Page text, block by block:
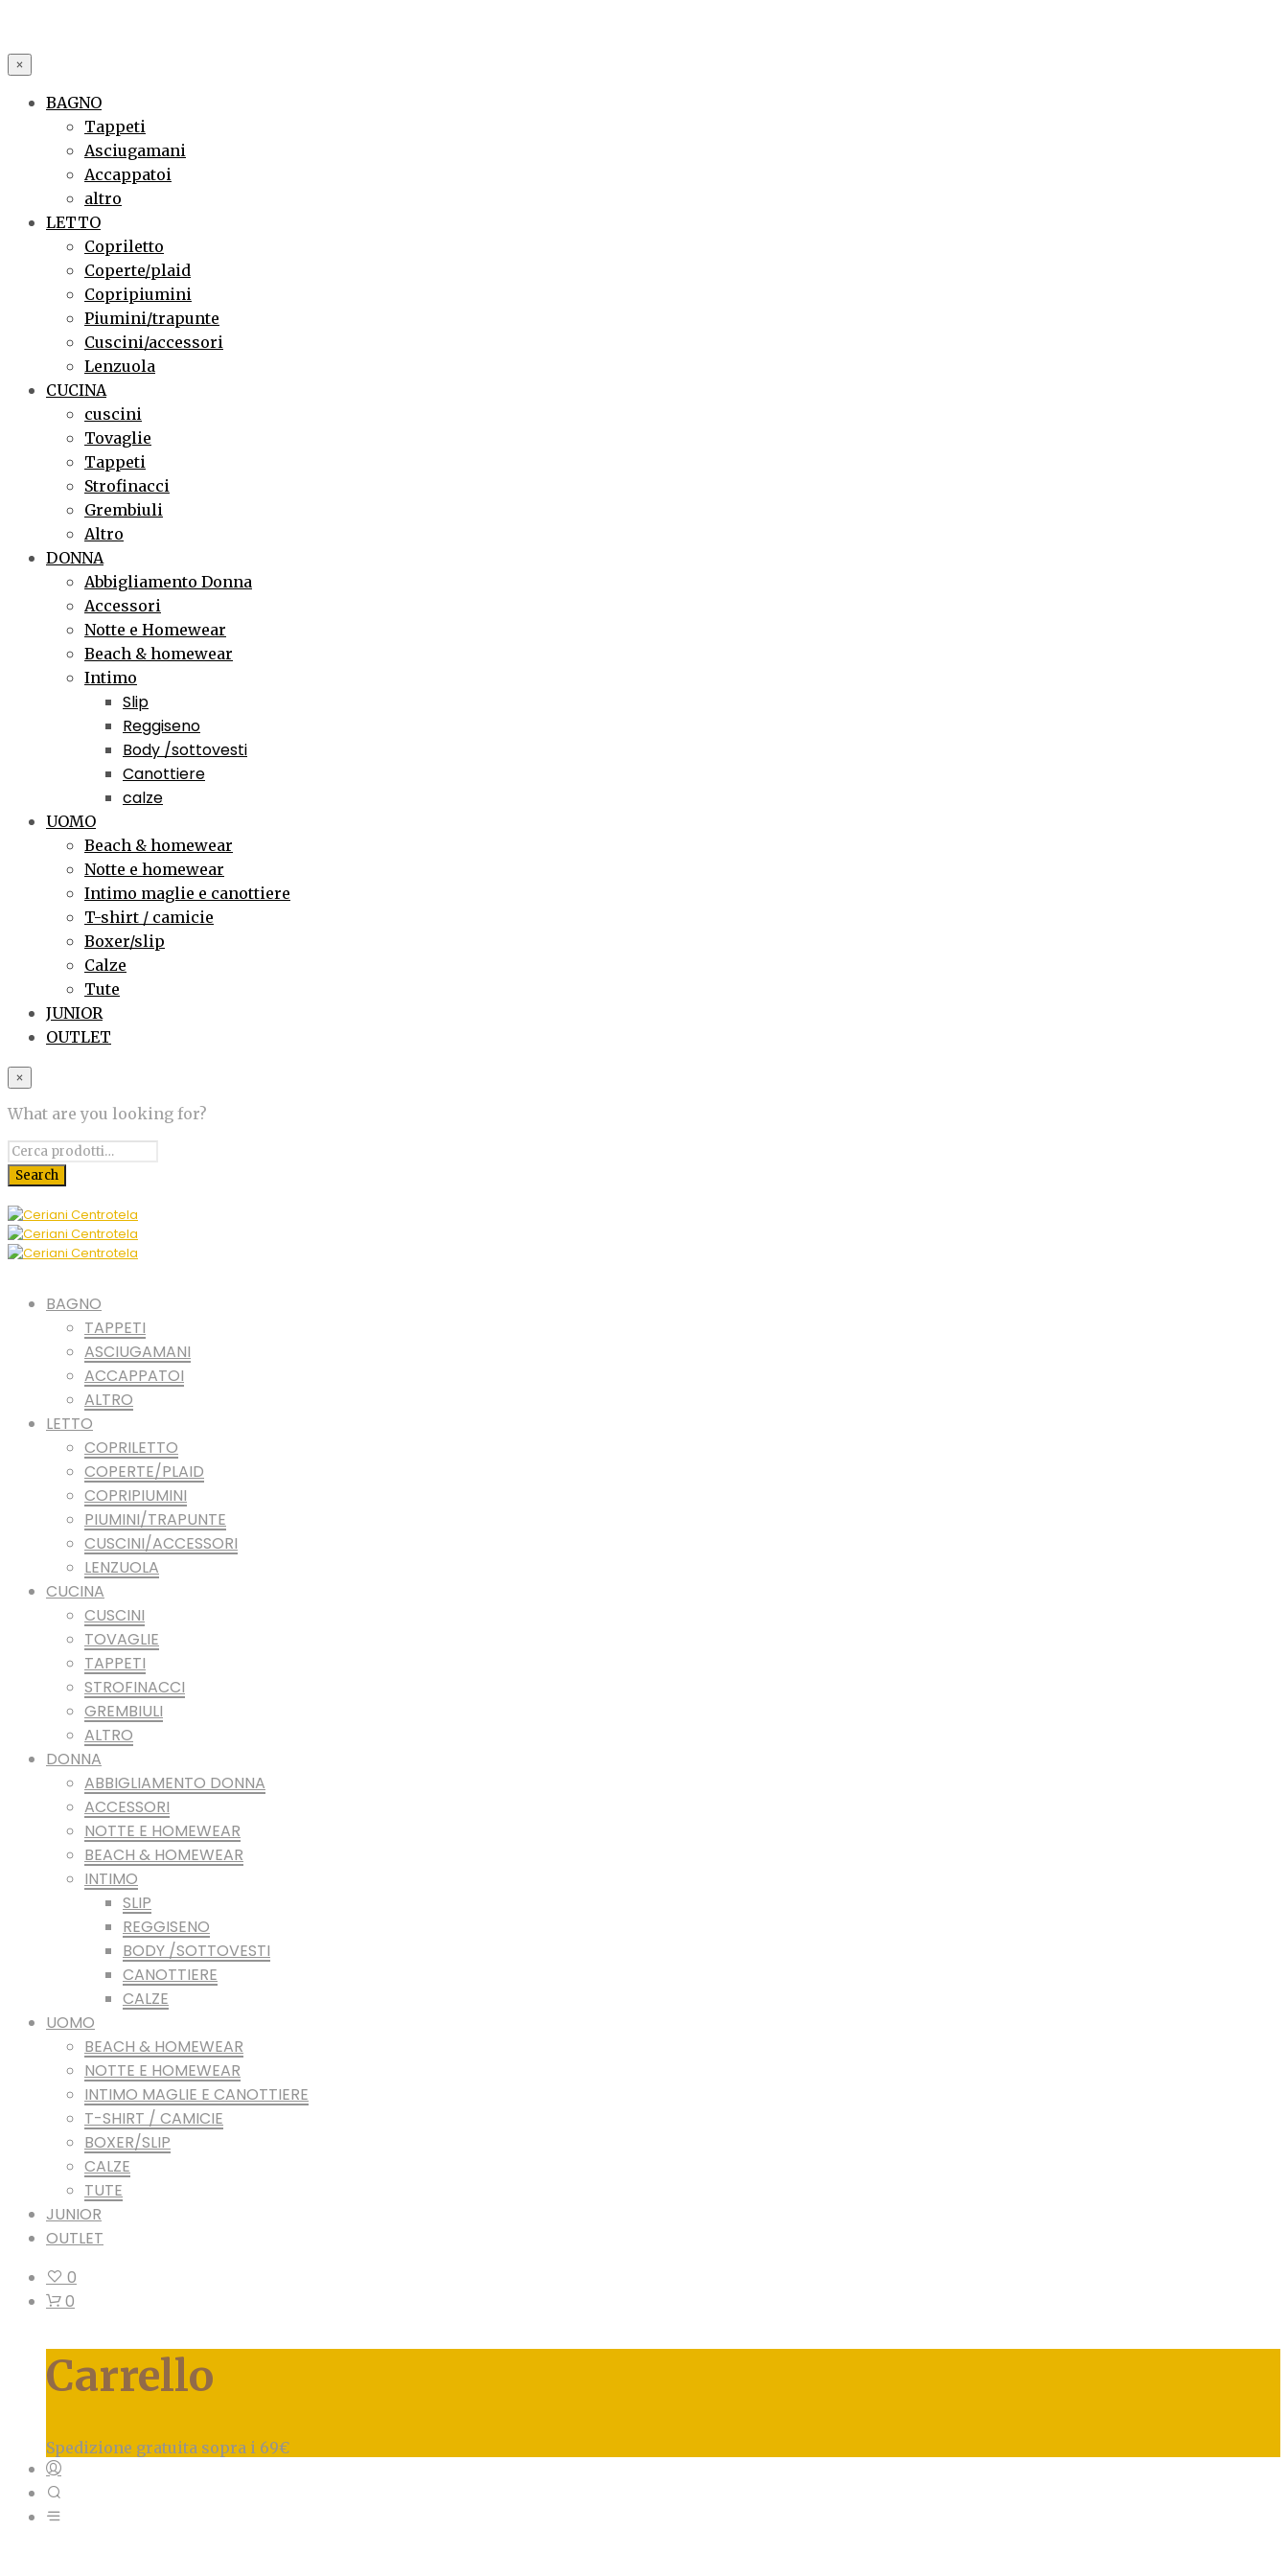
×
BAGNO
Tappeti
Asciugamani
Accappatoi
altro
LETTO
Copriletto
Coperte/plaid
Copripiumini
Piumini/trapunte
Cuscini/accessori
Lenzuola
CUCINA
cuscini
Tovaglie
Tappeti
Strofinacci
Grembiuli
Altro
DONNA
Abbigliamento Donna
Accessori
Notte e Homewear
Beach & homewear
Intimo
Slip
Reggiseno
Body /sottovesti
Canottiere
calze
UOMO
Beach & homewear
Notte e homewear
Intimo maglie e canottiere
T-shirt / camicie
Boxer/slip
Calze
Tute
JUNIOR
OUTLET
×
What are you looking for?
BAGNO
TAPPETI
ASCIUGAMANI
ACCAPPATOI
ALTRO
LETTO
COPRILETTO
COPERTE/PLAID
COPRIPIUMINI
PIUMINI/TRAPUNTE
CUSCINI/ACCESSORI
LENZUOLA
CUCINA
CUSCINI
TOVAGLIE
TAPPETI
STROFINACCI
GREMBIULI
ALTRO
DONNA
ABBIGLIAMENTO DONNA
ACCESSORI
NOTTE E HOMEWEAR
BEACH & HOMEWEAR
INTIMO
SLIP
REGGISENO
BODY /SOTTOVESTI
CANOTTIERE
CALZE
UOMO
BEACH & HOMEWEAR
NOTTE E HOMEWEAR
INTIMO MAGLIE E CANOTTIERE
T-SHIRT / CAMICIE
BOXER/SLIP
CALZE
TUTE
JUNIOR
OUTLET
0
0
Carrello
Spedizione gratuita sopra i 69€